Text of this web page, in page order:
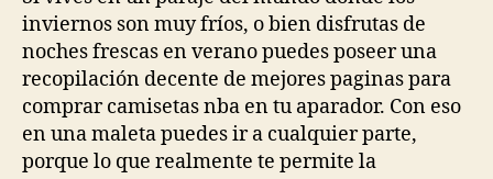
inviernos son muy fríos, o bien disfrutas de
noches frescas en verano puedes poseer una
recopilación decente de mejores paginas para
comprar camisetas nba en tu aparador. Con eso
en una maleta puedes ir a cualquier parte,
porque lo que realmente te permite la